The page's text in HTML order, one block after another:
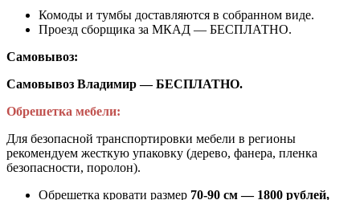
Комоды и тумбы доставляются в собранном виде.
Проезд сборщика за МКАД — БЕСПЛАТНО.
Самовывоз:
Самовывоз Владимир — БЕСПЛАТНО.
Обрешетка мебели:
Для безопасной транспортировки мебели в регионы
рекомендуем жесткую упаковку (дерево, фанера, пленка
безопасности, поролон).
Обрешетка кровати размер 70-90 см — 1800 рублей,